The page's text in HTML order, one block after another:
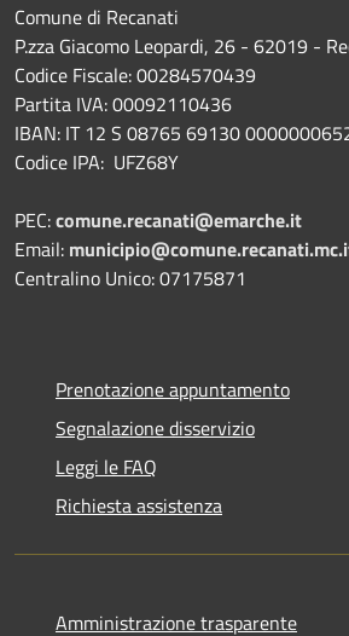
Comune di Recanati
P.zza Giacomo Leopardi, 26 - 62019 -
Codice Fiscale: 00284570439
Partita IVA: 00092110436
IBAN: IT 12 S 08765 69130
Codice IPA: UFZ68Y
PEC:comune.recanati@emarche.it
Email:
Centralino Unico: 07175871
Prenotazione appuntamento
Segnalazione disservizio
Leggi le FAQ
Richiesta assistenza
Amministrazione trasparente